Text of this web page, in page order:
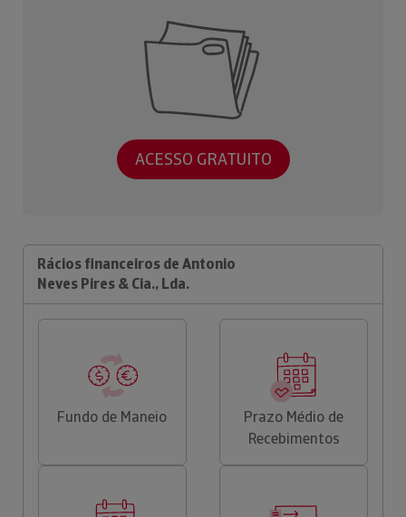
ACESSO GRATUITO
Rácios financeiros de Antonio
Neves Pires & Cia., Lda.
Fundo de Maneio
Prazo Médio de
Recebimentos